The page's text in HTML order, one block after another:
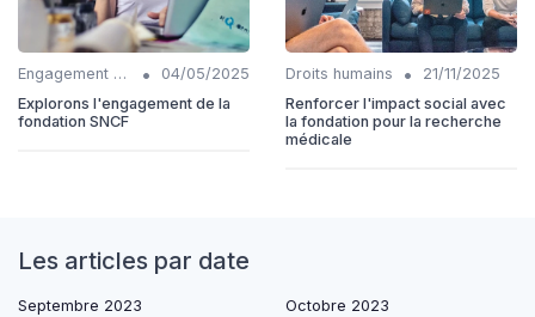
Engagement communautaire •
04/05/2025
Explorons l'engagement de la
fondation SNCF
Droits humains •
21/11/2025
Renforcer l'impact social avec
la fondation pour la recherche
médicale
Les articles par date
Septembre 2023
Octobre 2023